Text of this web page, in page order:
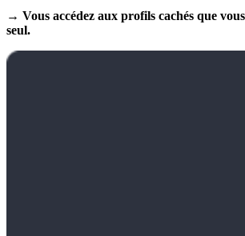
→ Vous accédez aux profils cachés que
seul.